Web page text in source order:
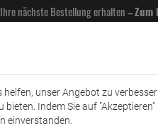
nächste Bestellung erhalten –Zum
& HAUSHALT KFZ
helfen, unser Angebot zu
Indem Sie auf "Akzeptieren"
einverstanden.